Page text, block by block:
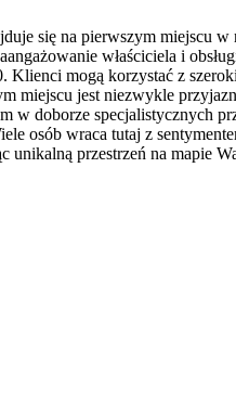
się na pierwszym miejscu
właściciela i
mogą korzystać z
miejscu jest niezwykle
w doborze specjalistycznych
osób wraca tutaj z
unikalną przestrzeń na mapie